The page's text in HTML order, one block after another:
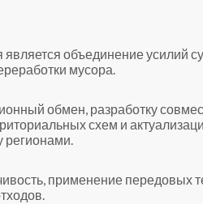
объединение усилий
мусора.
обмен, разработку
схем и
применение передовых